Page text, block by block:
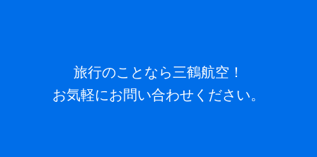
旅行のことなら三鶴航空！
お気軽にお問い合わせください。